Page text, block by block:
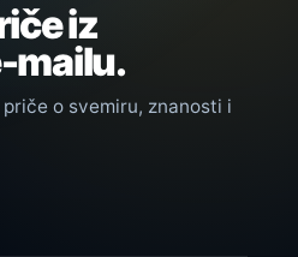
iz
mailu.
o svemiru, znanosti i